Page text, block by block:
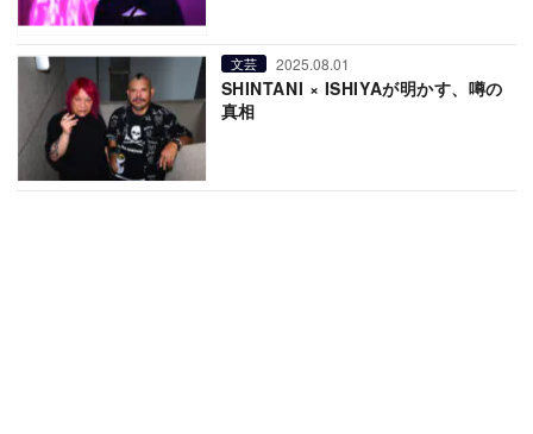
文芸 2025.08.01
SHINTANI × ISHIYAが明かす、噂の
真相